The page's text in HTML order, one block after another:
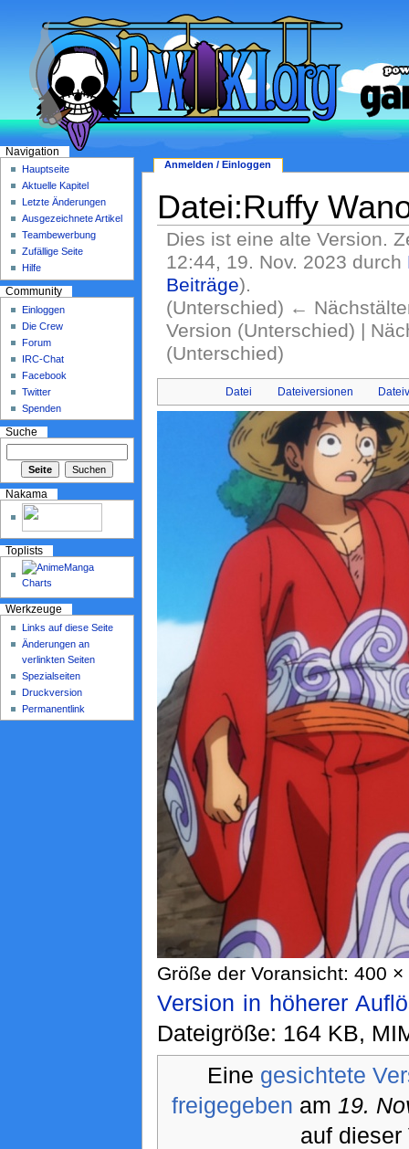
Datei:Ruffy
Dies ist eine alte Version.
12:44, 19. Nov. 2023 durch
Beiträge).
(Unterschied) ←
Version (Unterschied) |
(Unterschied)
Datei Dateiversionen
Größe der Voransicht: 400
Version in höherer
Dateigröße: 164 KB,
Eine gesichtete
freigegeben am 19.
auf dieser
Anmelden / Einloggen
Navigation
Hauptseite
Aktuelle Kapitel
Letzte Änderungen
Ausgezeichnete Artikel
Teambewerbung
Zufällige Seite
Hilfe
Community
Einloggen
Die Crew
Forum
IRC-Chat
Facebook
Twitter
Spenden
Suche
Nakama
Toplists
Werkzeuge
Links auf diese Seite
Änderungen an
verlinkten Seiten
Spezialseiten
Druckversion
Permanentlink